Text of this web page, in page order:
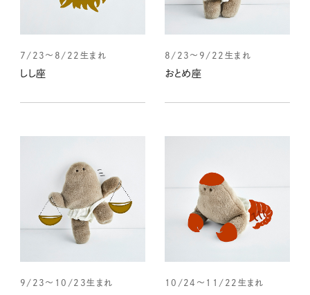
7/23～8/22生まれ
しし座
8/23～9/22生まれ
おとめ座
9/23～10/23生まれ 10/24～11/22生まれ